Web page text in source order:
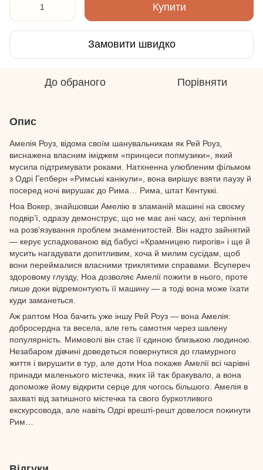
Купити
Замовити швидко
До обраного Порівняти
Опис
Амелія Роуз, відома своїм шанувальникам як Рей Роуз,
виснажена власним іміджем «принцеси попмузики», який
мусила підтримувати роками. Натхненна улюбленим фільмом
з Одрі Гепберн «Римські канікули», вона вирішує взяти паузу й
посеред ночі вирушає до Рима… Рима, штат Кентуккі.
Ноа Вокер, знайшовши Амелію в зламаній машині на своєму
подвір’ї, одразу демонструє, що не має ані часу, ані терпіння
на розв’язування проблем знаменитостей. Він надто зайнятий
— керує успадкованою від бабусі «Крамницею пирогів» і ще й
мусить нагадувати допитливим, хоча й милим сусідам, щоб
вони переймалися власними триклятими справами. Всупереч
здоровому глузду, Ноа дозволяє Амелії пожити в нього, проте
лише доки відремонтують її машину — а тоді вона може їхати
куди заманеться.
Аж раптом Ноа бачить уже іншу Рей Роуз — вона Амелія:
добросердна та весела, але геть самотня через шалену
популярність. Мимоволі він стає її єдиною близькою людиною.
Незабаром дівчині доведеться повернутися до гламурного
життя і вирушити в тур, але доти Ноа покаже Амелії всі чарівні
принади маленького містечка, яких їй так бракувало, а вона
допоможе йому відкрити серце для чогось більшого. Амелія в
захваті від затишного містечка та свого буркотливого
екскурсовода, але навіть Одрі врешті-решт довелося покинути
Рим…